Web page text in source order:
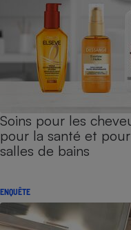
Soins pour les
pour la santé et
salles de bains
ENQUÊTE